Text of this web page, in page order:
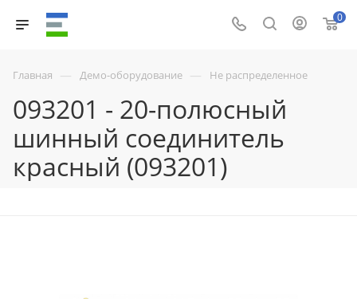
0
Главная — Демо-оборудование — Не распределенное
093201 - 20-полюсный
шинный соединитель
красный (093201)